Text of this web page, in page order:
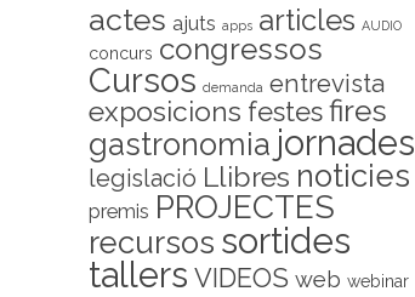
actes ajuts apps articles AUDIO
concurs congressos
Cursos demanda entrevista
exposicions festes fires
gastronomia jornades
legislació Llibres noticies
premis PROJECTES
recursos sortides
tallers VIDEOS web webinar